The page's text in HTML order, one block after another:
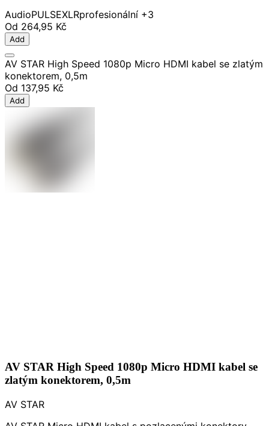
AudioPULSEXLRprofesionální +3
Od 264,95 Kč
Add
AV STAR High Speed 1080p Micro HDMI kabel se zlatým
konektorem, 0,5m
Od 137,95 Kč
Add
AV STAR High Speed 1080p Micro HDMI kabel se
zlatým konektorem, 0,5m
AV STAR